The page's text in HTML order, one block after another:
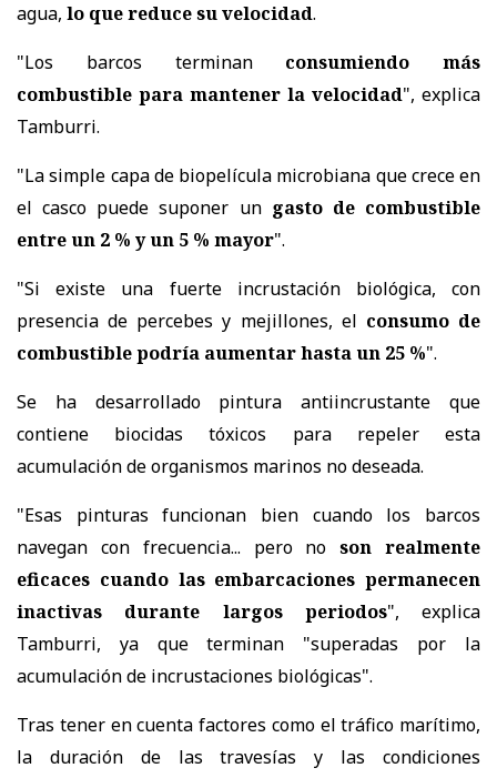
agua, lo que reduce su velocidad.
"Los barcos terminan consumiendo más
combustible para mantener la velocidad", explica
Tamburri.
"La simple capa de biopelícula microbiana que crece en
el casco puede suponer un gasto de combustible
entre un 2 % y un 5 % mayor".
"Si existe una fuerte incrustación biológica, con
presencia de percebes y mejillones, el consumo de
combustible podría aumentar hasta un 25 %".
Se ha desarrollado pintura antiincrustante que
contiene biocidas tóxicos para repeler esta
acumulación de organismos marinos no deseada.
"Esas pinturas funcionan bien cuando los barcos
navegan con frecuencia... pero noson realmente
eficaces cuando las embarcaciones permanecen
inactivas durante largos periodos", explica
Tamburri, ya que terminan "superadas por la
acumulación de incrustaciones biológicas".
Tras tener en cuenta factores como el tráfico marítimo,
la duración de las travesías y las condiciones